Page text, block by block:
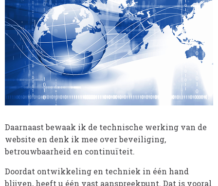
Daarnaast bewaak ik de technische werking van de
website en denk ik mee over beveiliging,
betrouwbaarheid en continuïteit.
Doordat ontwikkeling en techniek in één hand
blijven, heeft u één vast aanspreekpunt. Dat is vooral